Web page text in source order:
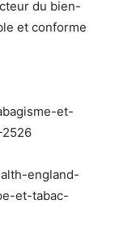
du bien-
et conforme
et-
england-
et-tabac-